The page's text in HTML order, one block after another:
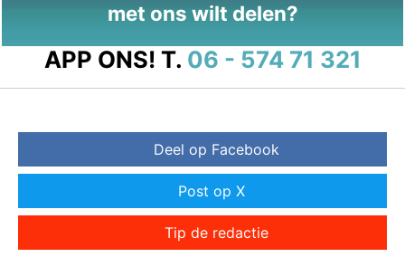
met ons wilt delen?
APP ONS! T. 06 - 574 71 321
Deel op Facebook
Post op X
Tip de redactie